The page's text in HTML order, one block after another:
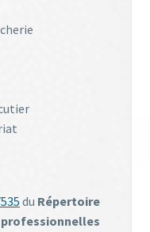
du Répertoire